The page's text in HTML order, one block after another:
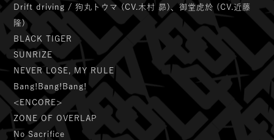
Drift driving / 狗丸トウマ (CV.木村 昴)、御堂虎於 (CV.近藤
隆)
BLACK TIGER
SUNRIZE
NEVER LOSE, MY RULE
Bang!Bang!Bang!
<ENCORE>
ZONE OF OVERLAP
No Sacrifice